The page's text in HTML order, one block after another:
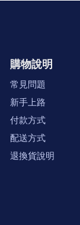
購物說明
常見問題
新手上路
付款方式
配送方式
退換貨說明